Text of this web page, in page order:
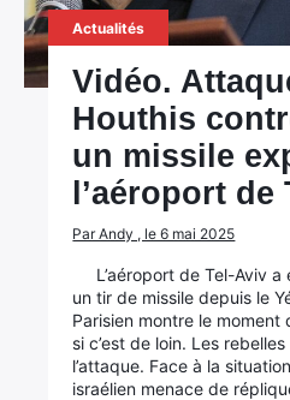
Actualités
Vidéo.
Houthis
un missile
l’aéroport de
Par Andy , le 6 mai 2025
L’aéroport de Tel-Aviv
un tir de missile depuis le
Parisien montre le
si c’est de loin. Les
l’attaque. Face à la
israélien menace de